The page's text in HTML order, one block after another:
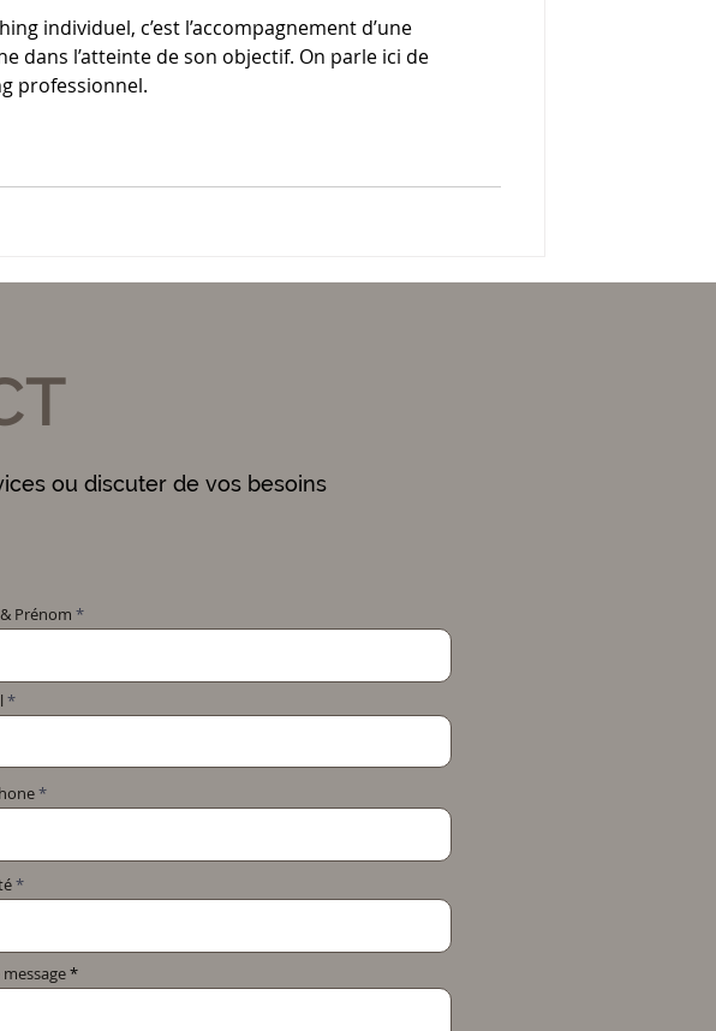
individuel, c’est l’accompagnement d’une
dans l’atteinte de son objectif. On parle ici de
professionnel.
ou discuter de vos besoins
Prénom